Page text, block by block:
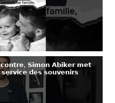
𝗦𝗶𝗺𝗼𝗻 𝗔𝗯𝗶𝗸𝗲𝗿 𝗺𝗲𝘁
𝗱𝗲𝘀 𝘀𝗼𝘂𝘃𝗲𝗻𝗶𝗿𝘀